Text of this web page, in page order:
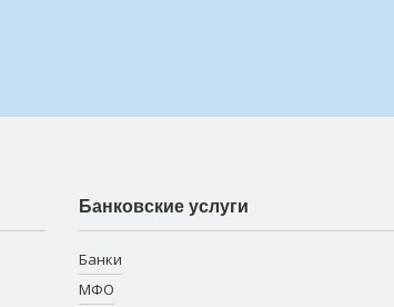
Банковские услуги
Банки
МФО